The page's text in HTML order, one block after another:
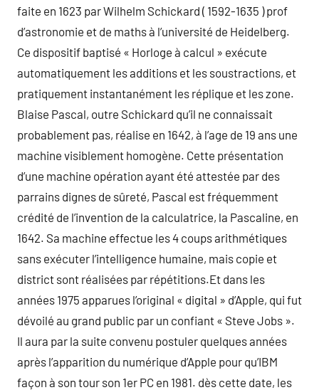
faite en 1623 par Wilhelm Schickard ( 1592-1635 ) prof
d’astronomie et de maths à l’université de Heidelberg.
Ce dispositif baptisé « Horloge à calcul » exécute
automatiquement les additions et les soustractions, et
pratiquement instantanément les réplique et les zone.
Blaise Pascal, outre Schickard qu’il ne connaissait
probablement pas, réalise en 1642, à l’age de 19 ans une
machine visiblement homogène. Cette présentation
d’une machine opération ayant été attestée par des
parrains dignes de sûreté, Pascal est fréquemment
crédité de l’invention de la calculatrice, la Pascaline, en
1642. Sa machine effectue les 4 coups arithmétiques
sans exécuter l’intelligence humaine, mais copie et
district sont réalisées par répétitions.Et dans les
années 1975 apparues l’original « digital » d’Apple, qui fut
dévoilé au grand public par un confiant « Steve Jobs ».
Il aura par la suite convenu postuler quelques années
après l’apparition du numérique d’Apple pour qu’IBM
façon à son tour son 1er PC en 1981. dès cette date, les